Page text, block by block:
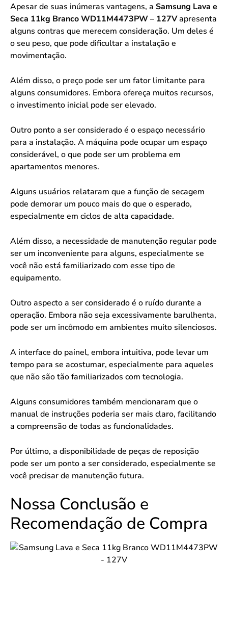
Apesar de suas inúmeras vantagens, a Samsung Lava e
Seca 11kg Branco WD11M4473PW – 127Vapresenta
alguns contras que merecem consideração. Um deles é
o seu peso, que pode dificultar a instalação e
movimentação.
Além disso, o preço pode ser um fator limitante para
alguns consumidores. Embora ofereça muitos recursos,
o investimento inicial pode ser elevado.
Outro ponto a ser considerado é o espaço necessário
para a instalação. A máquina pode ocupar um espaço
considerável, o que pode ser um problema em
apartamentos menores.
Alguns usuários relataram que a função de secagem
pode demorar um pouco mais do que o esperado,
especialmente em ciclos de alta capacidade.
Além disso, a necessidade de manutenção regular pode
ser um inconveniente para alguns, especialmente se
você não está familiarizado com esse tipo de
equipamento.
Outro aspecto a ser considerado é o ruído durante a
operação. Embora não seja excessivamente barulhenta,
pode ser um incômodo em ambientes muito silenciosos.
A interface do painel, embora intuitiva, pode levar um
tempo para se acostumar, especialmente para aqueles
que não são tão familiarizados com tecnologia.
Alguns consumidores também mencionaram que o
manual de instruções poderia ser mais claro, facilitando
a compreensão de todas as funcionalidades.
Por último, a disponibilidade de peças de reposição
pode ser um ponto a ser considerado, especialmente se
você precisar de manutenção futura.
Nossa Conclusão e
Recomendação de Compra